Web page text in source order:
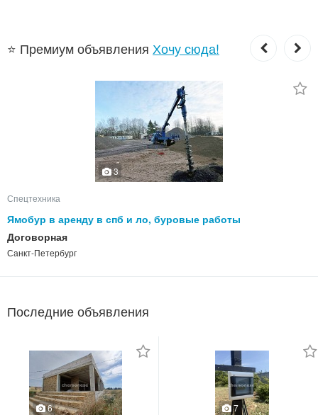
⭐ Премиум объявления Хочу сюда!
3
Спецтехника
Ямобур в аренду в спб и ло, буровые работы
Договорная
Санкт-Петербург
Последние объявления
6 7